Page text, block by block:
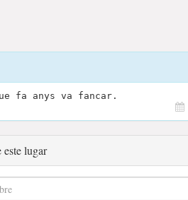
fa anys va fancar.
este lugar